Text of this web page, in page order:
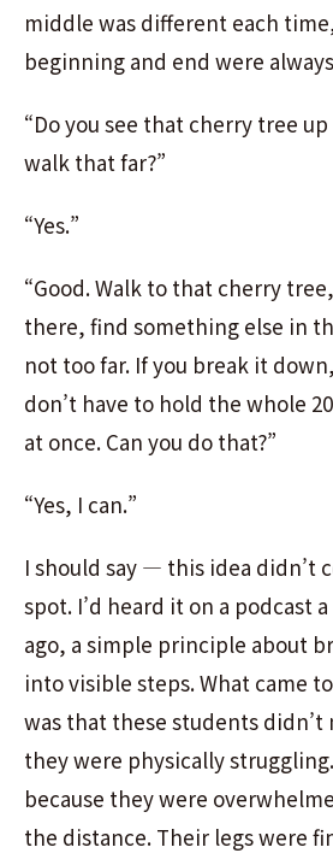
middle was different each
beginning and end were
“Do you see that cherry tree up
walk that far?”
“Yes.”
“Good. Walk to that cherry
there, find something else in
not too far. If you break it
don’t have to hold the whole
at once. Can you do that?”
“Yes, I can.”
I should say — this idea didn’t
spot. I’d heard it on a podcast
ago, a simple principle about
into visible steps. What came
was that these students didn’t
they were physically
because they were
the distance. Their legs were